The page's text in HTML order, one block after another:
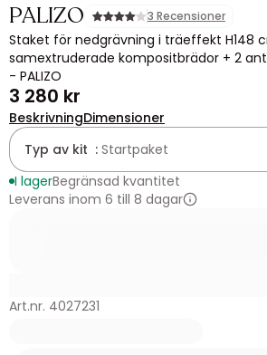
PALIZO 3 Recensioner
Staket för nedgrävning i träeffekt H148
samextruderade kompositbrädor + 2
- PALIZO
3 280 kr
BeskrivningDimensioner
Typ av kit : Startpaket
I lagerBegränsad kvantitet
Leverans inom 6 till 8 dagar
Art.nr. 4027231